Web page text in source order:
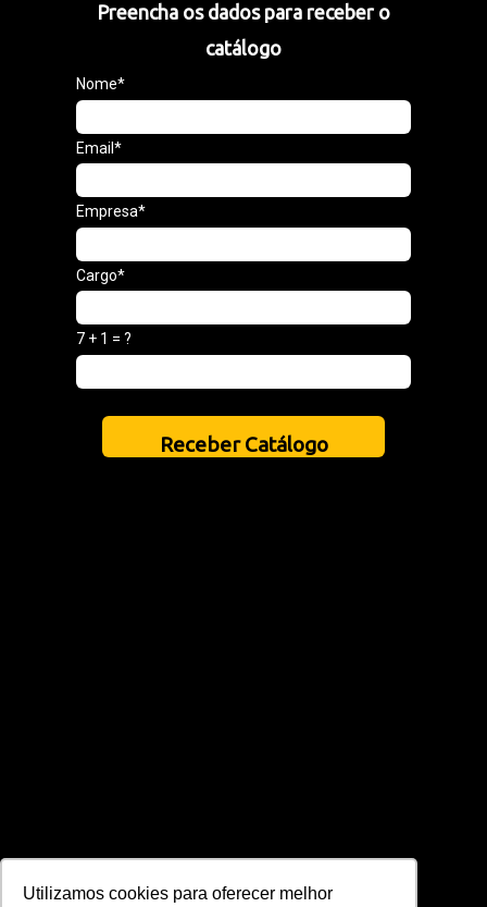
Utilizamos cookies para oferecer melhor
Preencha os dados para receber o
catálogo
Nome*
Email*
Empresa*
Cargo*
7 + 1 = ?
Receber Catálogo